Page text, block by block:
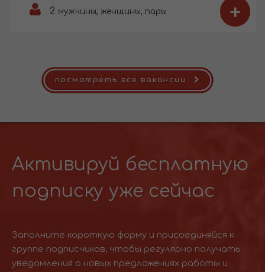
2 мужчины, женщины, пары +
посмотреть все вакансии
Активируй бесплатную
подписку уже сейчас
Заполните короткую форму и присоединяйся к
группе подписчиков, чтобы регулярно получать
уведомления о новых предложениях работы и